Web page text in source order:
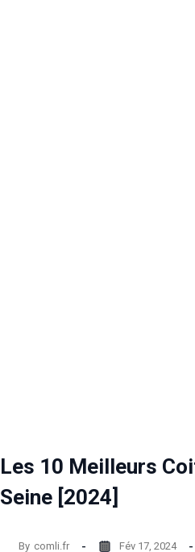
Les 10 Meilleurs
Seine [2024]
By comli.fr Fév 17, 2024
fonctionnalité
et la structure
du site Web,
en fonction
dont le site